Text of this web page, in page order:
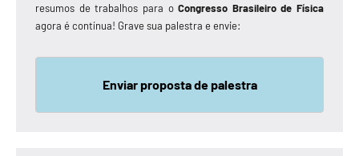
resumos de trabalhos para oCongresso Brasileiro de Física
agora é contínua! Grave sua palestra e envie:
Enviar proposta de palestra